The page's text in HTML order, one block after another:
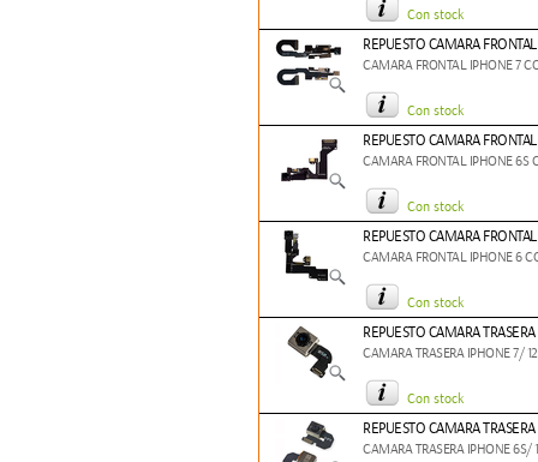
Con stock
REPUESTO CAMARA
CAMARA FRONTAL IPHONE 7
Con stock
REPUESTO CAMARA
CAMARA FRONTAL IPHONE 6S
Con stock
REPUESTO CAMARA
CAMARA FRONTAL IPHONE 6
Con stock
REPUESTO CAMARA
CAMARA TRASERA IPHONE 7/
Con stock
REPUESTO CAMARA
CAMARA TRASERA IPHONE 6S/